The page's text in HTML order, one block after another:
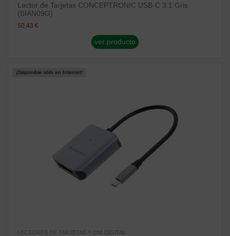
Lector de Tarjetas CONCEPTRONIC USB-C 3.1 Gris
(BIAN09G)
50,43 €
ver producto
¡Disponible sólo en Internet!
LECTORES DE TARJETAS Y DNI DIGITAL